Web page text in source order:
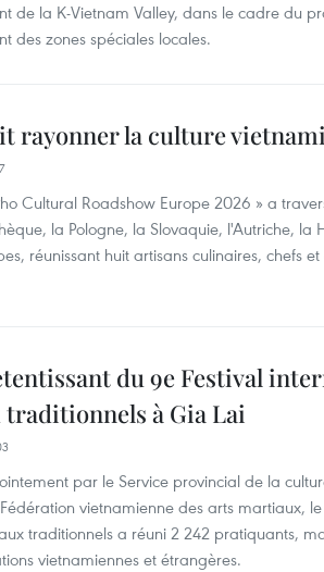
de la K-Vietnam Valley, dans le cadre du
des zones spéciales locales.
rayonner la culture
Cultural Roadshow Europe 2026 » a
la Pologne, la Slovaquie, l'Autriche, la
réunissant huit artisans culinaires, chefs
du 9e Festival
à Gia Lai
par le Service provincial de la
vietnamienne des arts martiaux,
traditionnels a réuni 2 242 pratiquants,
vietnamiennes et étrangères.